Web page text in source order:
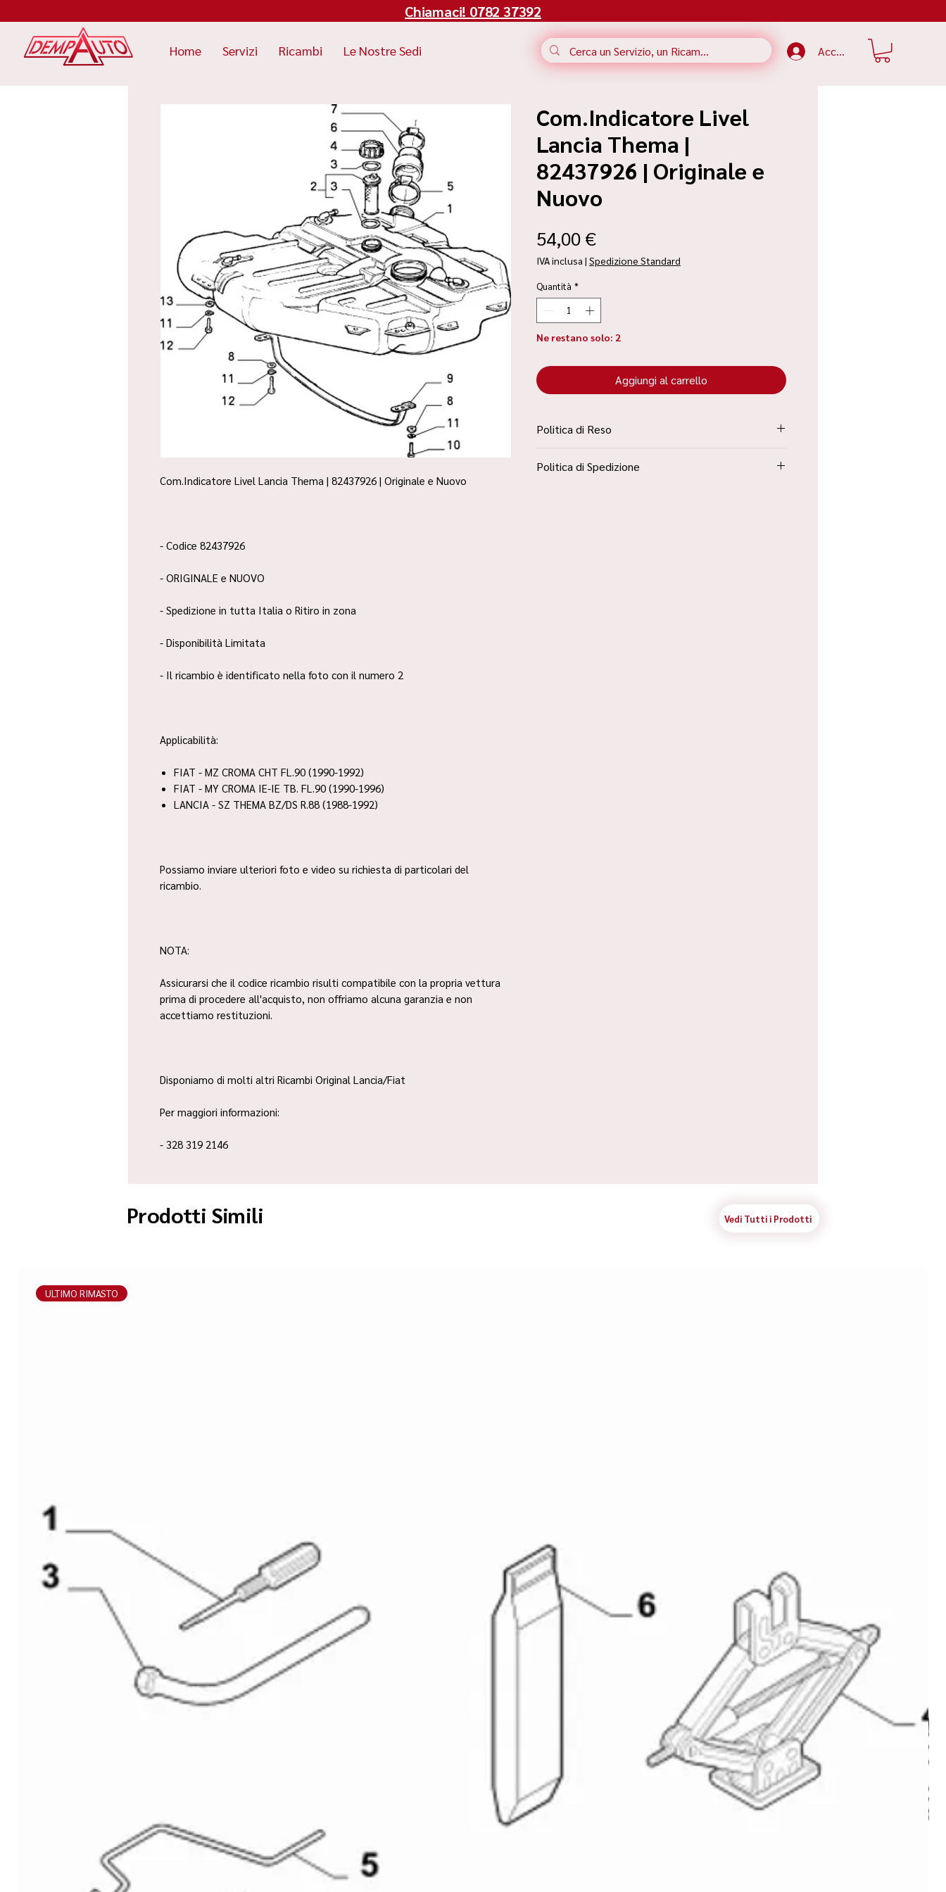
Chiamaci! 0782 37392
Accedi
Home Servizi Ricambi Le Nostre Sedi
Com.Indicatore Livel Lancia Thema | 82437926 | Originale e Nuovo
- Codice 82437926
- ORIGINALE e NUOVO
- Spedizione in tutta Italia o Ritiro in zona
- Disponibilità Limitata
- Il ricambio è identificato nella foto con il numero 2
Applicabilità:
FIAT - MZ CROMA CHT FL.90 (1990-1992)
FIAT - MY CROMA IE-IE TB. FL.90 (1990-1996)
LANCIA - SZ THEMA BZ/DS R.88 (1988-1992)
Possiamo inviare ulteriori foto e video su richiesta di particolari del
ricambio.
NOTA:
Assicurarsi che il codice ricambio risulti compatibile con la propria vettura
prima di procedere all'acquisto, non offriamo alcuna garanzia e non
accettiamo restituzioni.
Disponiamo di molti altri Ricambi Original Lancia/Fiat
Per maggiori informazioni:
- 328 319 2146
Com.Indicatore Livel
Lancia Thema |
82437926 | Originale e
Nuovo
54,00 €Prezzo
IVA inclusa | Spedizione Standard
Quantità *
Ne restano solo: 2
Aggiungi al carrello
Politica di Reso
Condizioni”
Politica di Spedizione
Prodotti Simili Vedi Tutti i Prodotti
ULTIMO RIMASTO